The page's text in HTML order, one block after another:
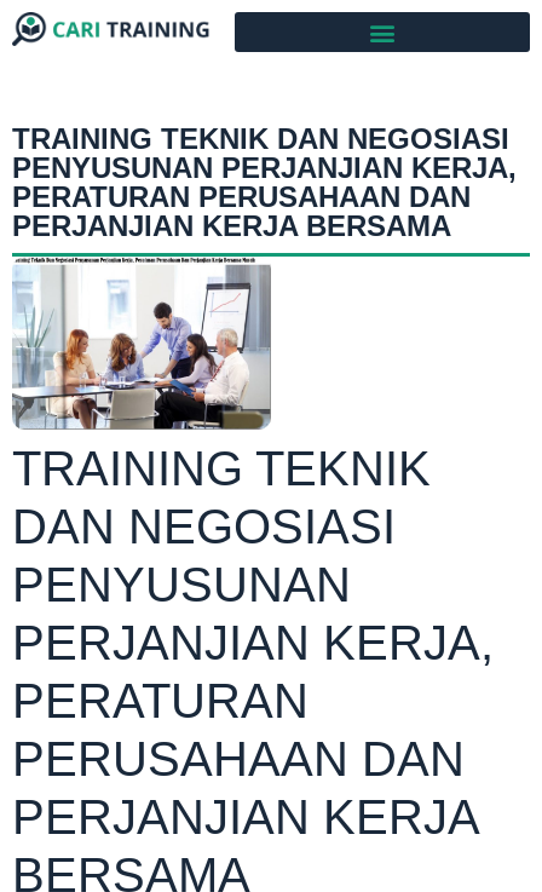
TRAINING TEKNIK DAN NEGOSIASI
PENYUSUNAN PERJANJIAN KERJA,
PERATURAN PERUSAHAAN DAN
PERJANJIAN KERJA BERSAMA
TRAINING TEKNIK
DAN NEGOSIASI
PENYUSUNAN
PERJANJIAN KERJA,
PERATURAN
PERUSAHAAN DAN
PERJANJIAN KERJA
BERSAMA